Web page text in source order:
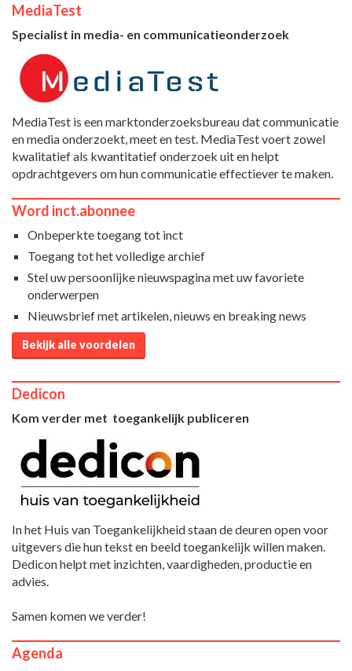
MediaTest
Specialist in media- en communicatieonderzoek
MediaTest is een marktonderzoeksbureau dat communicatie
en media onderzoekt, meet en test. MediaTest voert zowel
kwalitatief als kwantitatief onderzoek uit en helpt
opdrachtgevers om hun communicatie effectiever te maken.
Word inct.abonnee
Onbeperkte toegang tot inct
Toegang tot het volledige archief
Stel uw persoonlijke nieuwspagina met uw favoriete
onderwerpen
Nieuwsbrief met artikelen, nieuws en breaking news
Bekijk alle voordelen
Dedicon
Kom verder met toegankelijk publiceren
In het Huis van Toegankelijkheid staan de deuren open voor
uitgevers die hun tekst en beeld toegankelijk willen maken.
Dedicon helpt met inzichten, vaardigheden, productie en
advies.
Samen komen we verder!
Agenda